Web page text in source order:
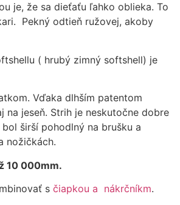
je, že sa dieťaťu ľahko oblieka. To
Pekný odtieň ružovej, akoby
( hrubý zimný softshell) je
Vďaka dlhším patentom
na jeseň. Strih je neskutočne dobre
širší pohodlný na brušku a
nožičkách.
10 000mm.
s čiapkou a nákrčníkm.